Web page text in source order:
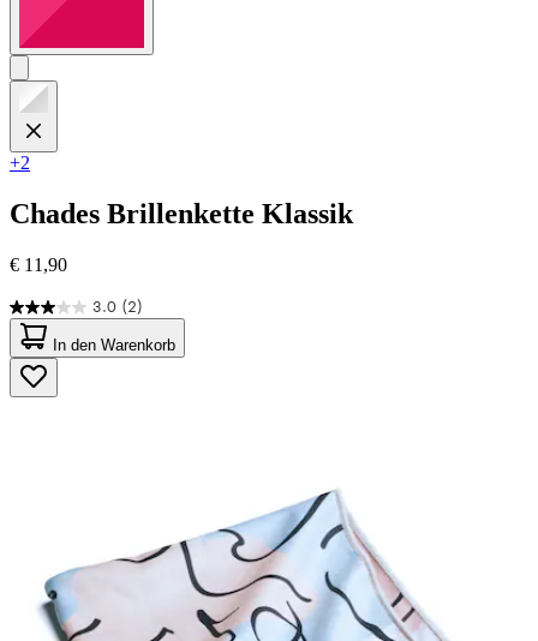
+2
Chades Brillenkette Klassik
€ 11,90
3.0 (2)
3.0
von
5
Sternen.
2
In den Warenkorb